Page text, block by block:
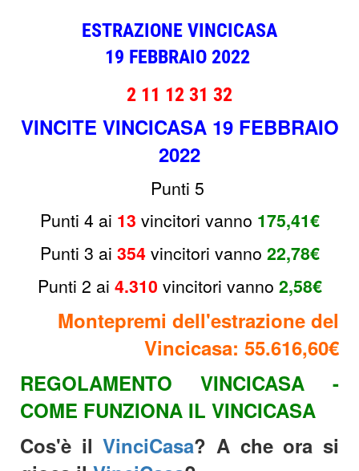
ESTRAZIONE VINCICASA
19 FEBBRAIO 2022
2 11 12 31 32
VINCITE VINCICASA 19 FEBBRAIO
2022
Punti 5
Punti 4 ai 13 vincitori vanno 175,41€
Punti 3 ai 354 vincitori vanno 22,78€
Punti 2 ai 4.310 vincitori vanno 2,58€
Montepremi dell'estrazione del
Vincicasa: 55.616,60€
REGOLAMENTO VINCICASA -
COME FUNZIONA IL VINCICASA
Cos'è ilVinciCasa? A che ora si